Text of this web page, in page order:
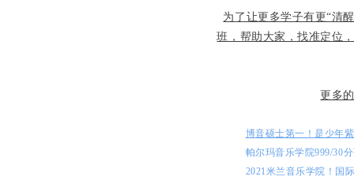
为了让更多学子有更“清
班，帮助大家，找准定位
更多
博音硕士第一！是少年
帕尔玛音乐学院999/30
2021米兰音乐学院！国